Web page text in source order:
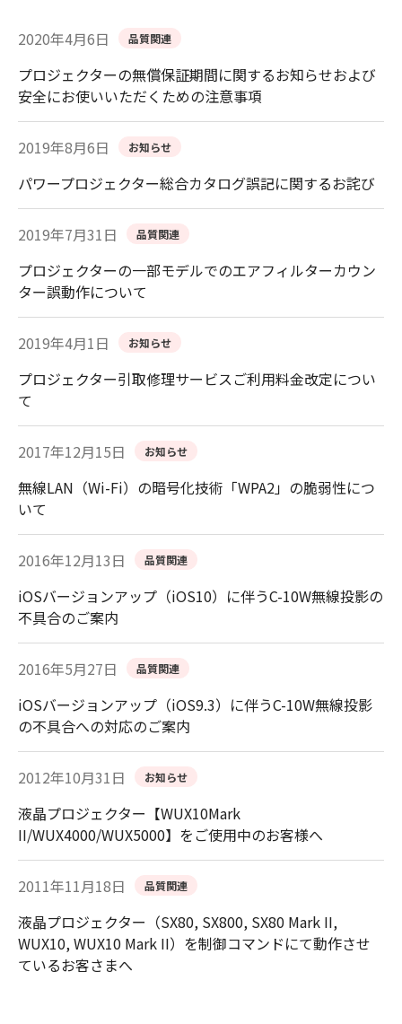
2020年4月6日 品質関連
プロジェクターの無償保証期間に関するお知らせおよび
安全にお使いいただくための注意事項
2019年8月6日 お知らせ
パワープロジェクター総合カタログ誤記に関するお詫び
2019年7月31日 品質関連
プロジェクターの一部モデルでのエアフィルターカウン
ター誤動作について
2019年4月1日 お知らせ
プロジェクター引取修理サービスご利用料金改定につい
て
2017年12月15日 お知らせ
無線LAN（Wi-Fi）の暗号化技術「WPA2」の脆弱性につ
いて
2016年12月13日 品質関連
iOSバージョンアップ（iOS10）に伴うC-10W無線投影の
不具合のご案内
2016年5月27日 品質関連
iOSバージョンアップ（iOS9.3）に伴うC-10W無線投影
の不具合への対応のご案内
2012年10月31日 お知らせ
液晶プロジェクター【WUX10Mark
II/WUX4000/WUX5000】をご使用中のお客様へ
2011年11月18日 品質関連
液晶プロジェクター（SX80, SX800, SX80 Mark II,
WUX10, WUX10 Mark II）を制御コマンドにて動作させ
ているお客さまへ